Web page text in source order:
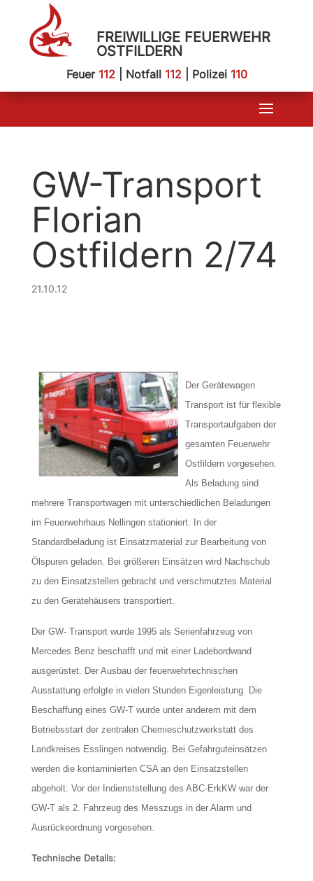
FREIWILLIGE FEUERWEHR
OSTFILDERN
Feuer 112| Notfall 112| Polizei 110
GW-Transport
Florian
Ostfildern 2/74
21.10.12
Der Gerätewagen
Transport ist für flexible
Transportaufgaben der
gesamten Feuerwehr
Ostfildern vorgesehen.
Als Beladung sind
mehrere Transportwagen mit unterschiedlichen Beladungen
im Feuerwehrhaus Nellingen stationiert. In der
Standardbeladung ist Einsatzmaterial zur Bearbeitung von
Ölspuren geladen. Bei größeren Einsätzen wird Nachschub
zu den Einsatzstellen gebracht und verschmutztes Material
zu den Gerätehäusers transportiert.
Der GW- Transport wurde 1995 als Serienfahrzeug von
Mercedes Benz beschafft und mit einer Ladebordwand
ausgerüstet. Der Ausbau der feuerwehrtechnischen
Ausstattung erfolgte in vielen Stunden Eigenleistung. Die
Beschaffung eines GW-T wurde unter anderem mit dem
Betriebsstart der zentralen Chemieschutzwerkstatt des
Landkreises Esslingen notwendig. Bei Gefahrguteinsätzen
werden die kontaminierten CSA an den Einsatzstellen
abgeholt. Vor der Indienststellung des ABC-ErkKW war der
GW-T als 2. Fahrzeug des Messzugs in der Alarm und
Ausrückeordnung vorgesehen.
Technische Details: